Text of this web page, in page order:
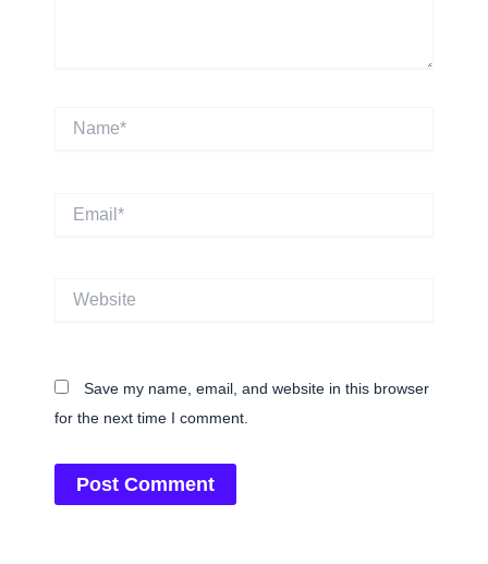
Website
Save my name, email, and website in this browser
for the next time I comment.